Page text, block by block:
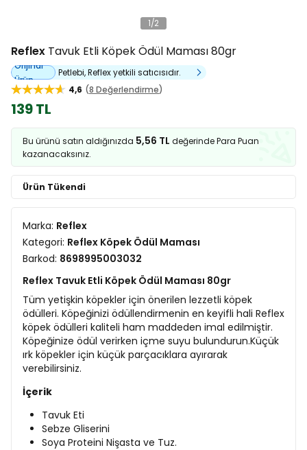
1/2
Reflex Tavuk Etli Köpek Ödül Maması 80gr
Orijinal
Ürün
Petlebi, Reflex yetkili satıcısıdır.
4,6
8 Değerlendirme
139 TL
Bu ürünü satın aldığınızda 5,56 TL değerinde Para Puan
kazanacaksınız.
Ürün Tükendi
Marka: Reflex
Kategori: Reflex Köpek Ödül Maması
Barkod: 8698995003032
Reflex Tavuk Etli Köpek Ödül Maması 80gr
Tüm yetişkin köpekler için önerilen lezzetli köpek
ödülleri. Köpeğinizi ödüllendirmenin en keyifli hali Reflex
köpek ödülleri kaliteli ham maddeden imal edilmiştir.
Köpeğinize ödül verirken içme suyu bulundurun.Küçük
ırk köpekler için küçük parçacıklara ayırarak
verebilirsiniz.
İçerik
Tavuk Eti
Sebze Gliserini
Soya Proteini Nişasta ve Tuz.